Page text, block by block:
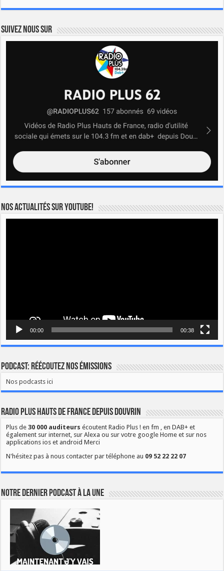
Suivez nous sur
Nos actualités sur YOUTUBE!
00:00 00:38
Podcast: Réécoutez nos émissions
Nos podcasts ici
Radio Plus Hauts de France depuis Douvrin
Plus de30 000 auditeurs écoutent Radio Plus ! en fm , en DAB+ et
également sur internet, sur Alexa ou sur votre google Home et sur nos
applications ios et android Merci
N'hésitez pas à nous contacter par téléphone au 09 52 22 22 07
Notre dernier podcast à la une